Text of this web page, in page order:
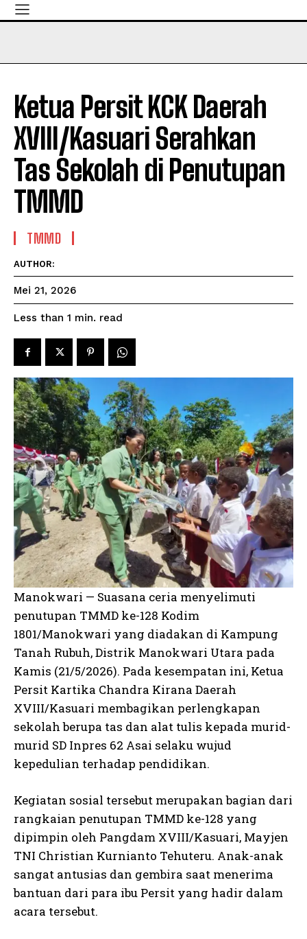
Ketua Persit KCK Daerah
XVIII/Kasuari Serahkan
Tas Sekolah di Penutupan
TMMD
TMMD
AUTHOR:
Mei 21, 2026
Less than 1 min. read
Manokwari — Suasana ceria menyelimuti
penutupan TMMD ke-128 Kodim
1801/Manokwari yang diadakan di Kampung
Tanah Rubuh, Distrik Manokwari Utara pada
Kamis (21/5/2026). Pada kesempatan ini, Ketua
Persit Kartika Chandra Kirana Daerah
XVIII/Kasuari membagikan perlengkapan
sekolah berupa tas dan alat tulis kepada murid-
murid SD Inpres 62 Asai selaku wujud
kepedulian terhadap pendidikan.
Kegiatan sosial tersebut merupakan bagian dari
rangkaian penutupan TMMD ke-128 yang
dipimpin oleh Pangdam XVIII/Kasuari, Mayjen
TNI Christian Kurnianto Tehuteru. Anak-anak
sangat antusias dan gembira saat menerima
bantuan dari para ibu Persit yang hadir dalam
acara tersebut.